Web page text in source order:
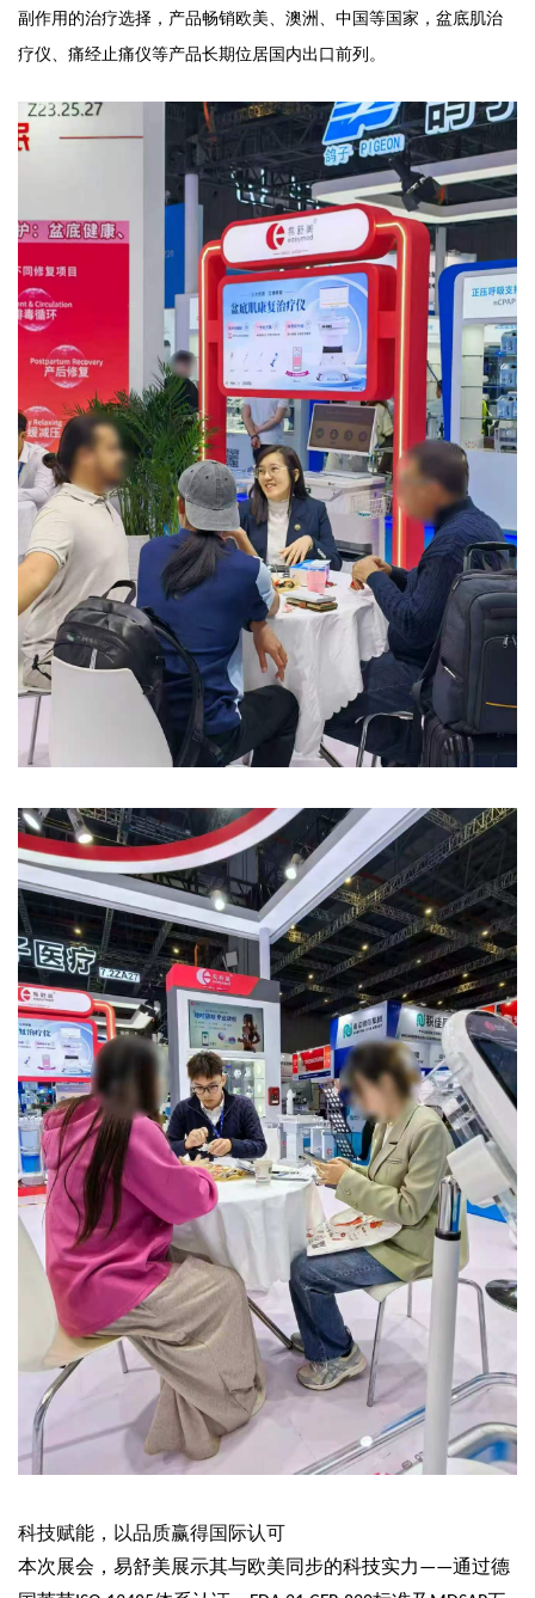
副作用的治疗选择，产品畅销欧美、澳洲、中国等 国家 ，盆底肌治
疗仪、痛经止痛仪等产品长期位居国内出口前列。
科技赋能，以品质赢得国际认可
本次展会，易舒美展示其与欧美同步的科技实力——通过德